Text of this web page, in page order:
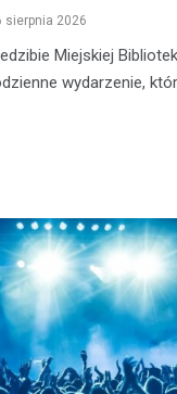
sierpnia 2026
Miejskiej
wydarzenie,